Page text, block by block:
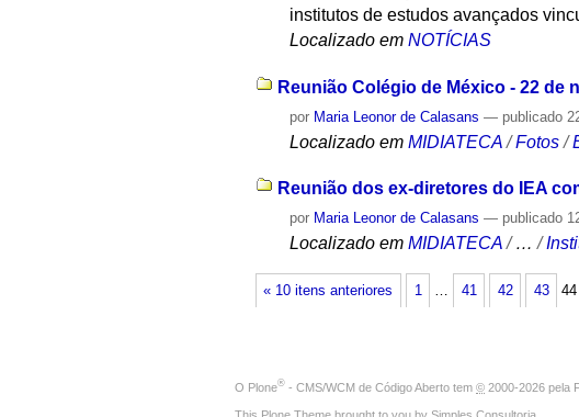
institutos de estudos avançados
Localizado em NOTÍCIAS
Reunião Colégio de México - 22 de
por Maria Leonor de Calasans — publicado
Localizado em MIDIATECA /Fotos /
Reunião dos ex-diretores do IEA
por Maria Leonor de Calasans — publicado
Localizado em MIDIATECA /…/
« 10 itens anteriores 1 41 42 43 44
O Plone® - CMS/WCM de Código Aberto tem © 2000-2026 pela